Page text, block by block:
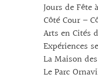
Jours de Fête
Côté Cour –
Arts en Cités
Expériences
La Maison